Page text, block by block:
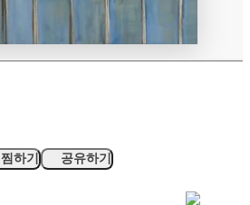
찜하기 공유하기